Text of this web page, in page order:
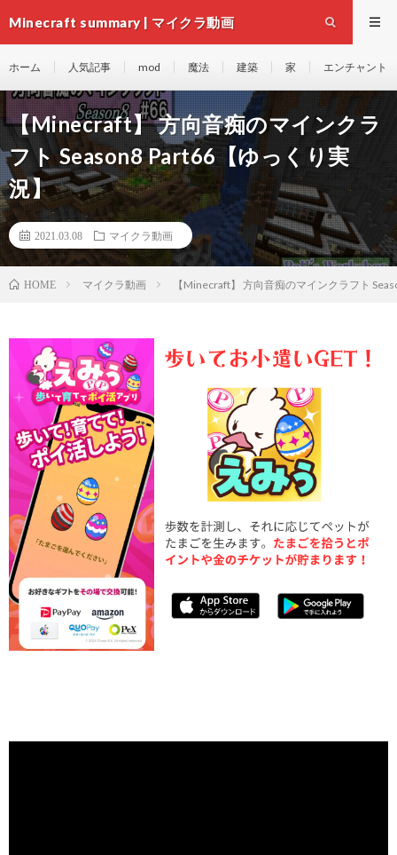
Minecraft summary | マイクラ動画
ホーム 人気記事 mod 魔法 建築 家 エンチャント
【Minecraft】 方向音痴のマインクラ
フト Season8 Part66【ゆっくり実
況】
2021.03.08 マイクラ動画
HOME マイクラ動画 【Minecraft】 方向音痴のマインクラフト